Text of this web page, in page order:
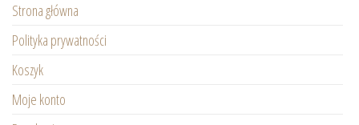
Strona główna
Polityka prywatności
Koszyk
Moje konto